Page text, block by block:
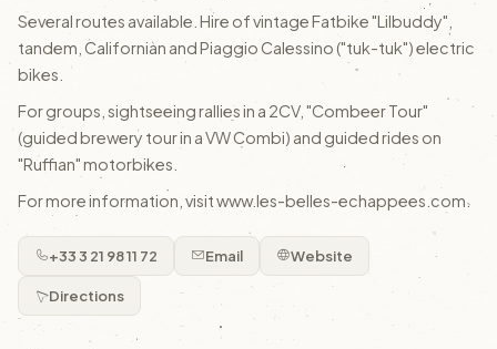
Several routes available. Hire of vintage Fatbike "Lilbuddy",
tandem, Californian and Piaggio Calessino ("tuk-tuk") electric
bikes.
For groups, sightseeing rallies in a 2CV, "Combeer Tour"
(guided brewery tour in a VW Combi) and guided rides on
"Ruffian" motorbikes.
For more information, visit www.les-belles-echappees.com.
+33 3 21 98 11 72 Email Website
Directions